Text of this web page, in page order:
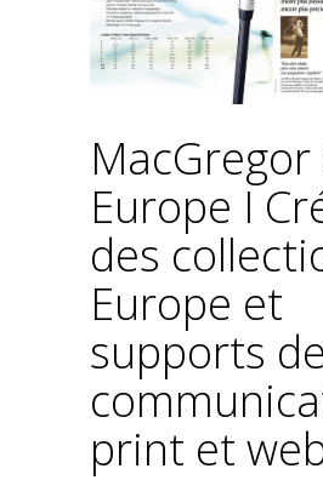
Europe I
des
Europe et
supports de
print et